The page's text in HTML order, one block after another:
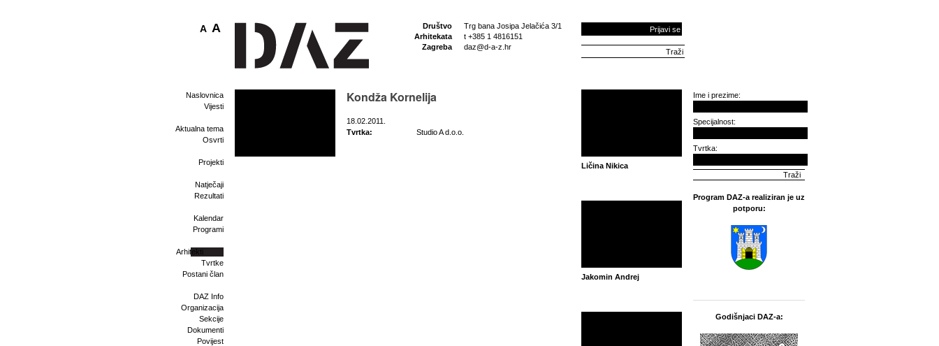
Društvo
Arhitekata
Zagreba
Trg bana Josipa Jelačića 3/1
t +385 1 4816151
daz@d-a-z.hr
Prijavi se
A A
Naslovnica
Vijesti
Aktualna tema
Osvrti
Projekti
Natječaji
Rezultati
Kalendar
Programi
Arhitekti
Tvrtke
Postani član
DAZ Info
Organizacija
Sekcije
Dokumenti
Povijest
Kondža Kornelija
18.02.2011.
Tvrtka:
Studio A d.o.o.
Ličina Nikica
Jakomin Andrej
Ime i prezime:
Specijalnost:
Tvrtka:
Program DAZ-a realiziran je uz
potporu:
Godišnjaci DAZ-a: